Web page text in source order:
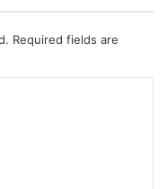
Required fields are